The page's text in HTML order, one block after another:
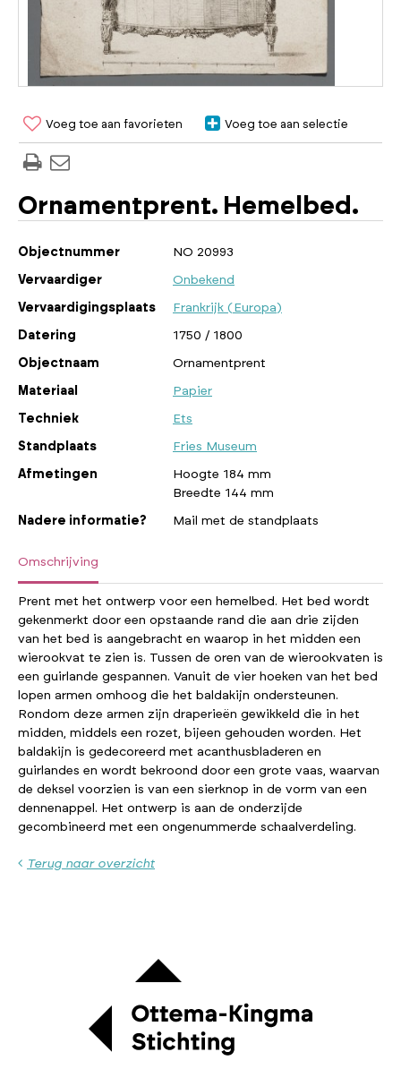
Voeg toe aan favorieten Voeg toe aan selectie
Ornamentprent. Hemelbed.
Objectnummer NO 20993
Vervaardiger Onbekend
Vervaardigingsplaats Frankrijk (Europa)
Datering 1750 / 1800
Objectnaam Ornamentprent
Materiaal Papier
Techniek Ets
Standplaats Fries Museum
Afmetingen
Hoogte 184 mm
Breedte 144 mm
Nadere informatie? Mail met de standplaats
Omschrijving
Prent met het ontwerp voor een hemelbed. Het bed wordt
gekenmerkt door een opstaande rand die aan drie zijden
van het bed is aangebracht en waarop in het midden een
wierookvat te zien is. Tussen de oren van de wierookvaten is
een guirlande gespannen. Vanuit de vier hoeken van het bed
lopen armen omhoog die het baldakijn ondersteunen.
Rondom deze armen zijn draperieën gewikkeld die in het
midden, middels een rozet, bijeen gehouden worden. Het
baldakijn is gedecoreerd met acanthusbladeren en
guirlandes en wordt bekroond door een grote vaas, waarvan
de deksel voorzien is van een sierknop in de vorm van een
dennenappel. Het ontwerp is aan de onderzijde
gecombineerd met een ongenummerde schaalverdeling.
Terug naar overzicht